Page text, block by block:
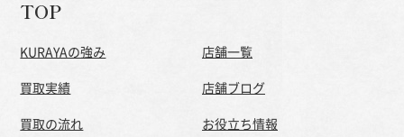
TOP
KURAYAの強み
買取実績
買取の流れ
店舗一覧
店舗ブログ
お役立ち情報